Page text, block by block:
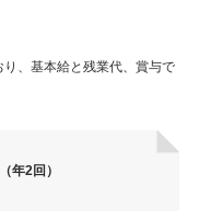
、基本給と残業代、賞与で
年2回）